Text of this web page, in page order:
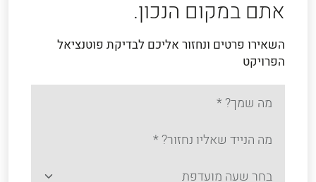
אתם במקום הנכון.
השאירו פרטים ונחזור אליכם לבדיקת פוטנציאל
הפרויקט